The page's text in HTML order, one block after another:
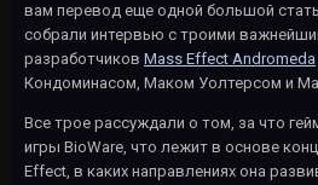
вам перевод еще одной большой
собрали интервью с троими
разработчиков Mass Effect Andromeda
Кондоминасом, Маком Уолтерсом и
Все трое рассуждали о том, за что
игры BioWare, что лежит в основе
Effect, в каких направлениях она